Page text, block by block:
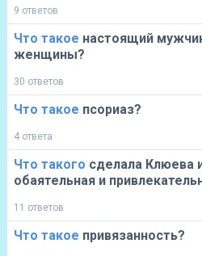
9 ответов
Что такое настоящий
женщины?
30 ответов
Что такое псориаз?
4 ответа
Что такого сделала Клюева
обаятельная и
11 ответов
Что такое привязанность?